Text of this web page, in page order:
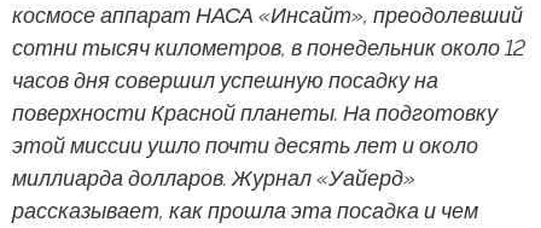
космосе аппарат НАСА «Инсайт», преодолевший
сотни тысяч километров, в понедельник около 12
часов дня совершил успешную посадку на
поверхности Красной планеты. На подготовку
этой миссии ушло почти десять лет и около
миллиарда долларов. Журнал «Уайерд»
рассказывает, как прошла эта посадка и чем